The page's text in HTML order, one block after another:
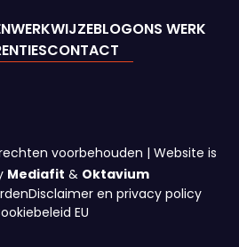
voorkeuren
Privacy Policy
WERKWIJZEBLOGONS WERK
CONTACT
voorbehouden | Website is
Mediafit & Oktavium
Disclaimer en privacy policy
EU